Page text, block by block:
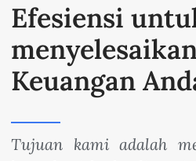
Efesiensi
Keuangan
Tujuan kami adalah